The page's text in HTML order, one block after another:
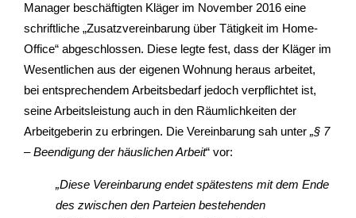
Manager beschäftigten Kläger im November 2016 eine
schriftliche „Zusatzvereinbarung über Tätigkeit im Home-
Office“ abgeschlossen. Diese legte fest, dass der Kläger im
Wesentlichen aus der eigenen Wohnung heraus arbeitet,
bei entsprechendem Arbeitsbedarf jedoch verpflichtet ist,
seine Arbeitsleistung auch in den Räumlichkeiten der
Arbeitgeberin zu erbringen. Die Vereinbarung sah unter „§ 7
– Beendigung der häuslichen Arbeit“ vor:
„Diese Vereinbarung endet spätestens mit dem Ende
des zwischen den Parteien bestehenden